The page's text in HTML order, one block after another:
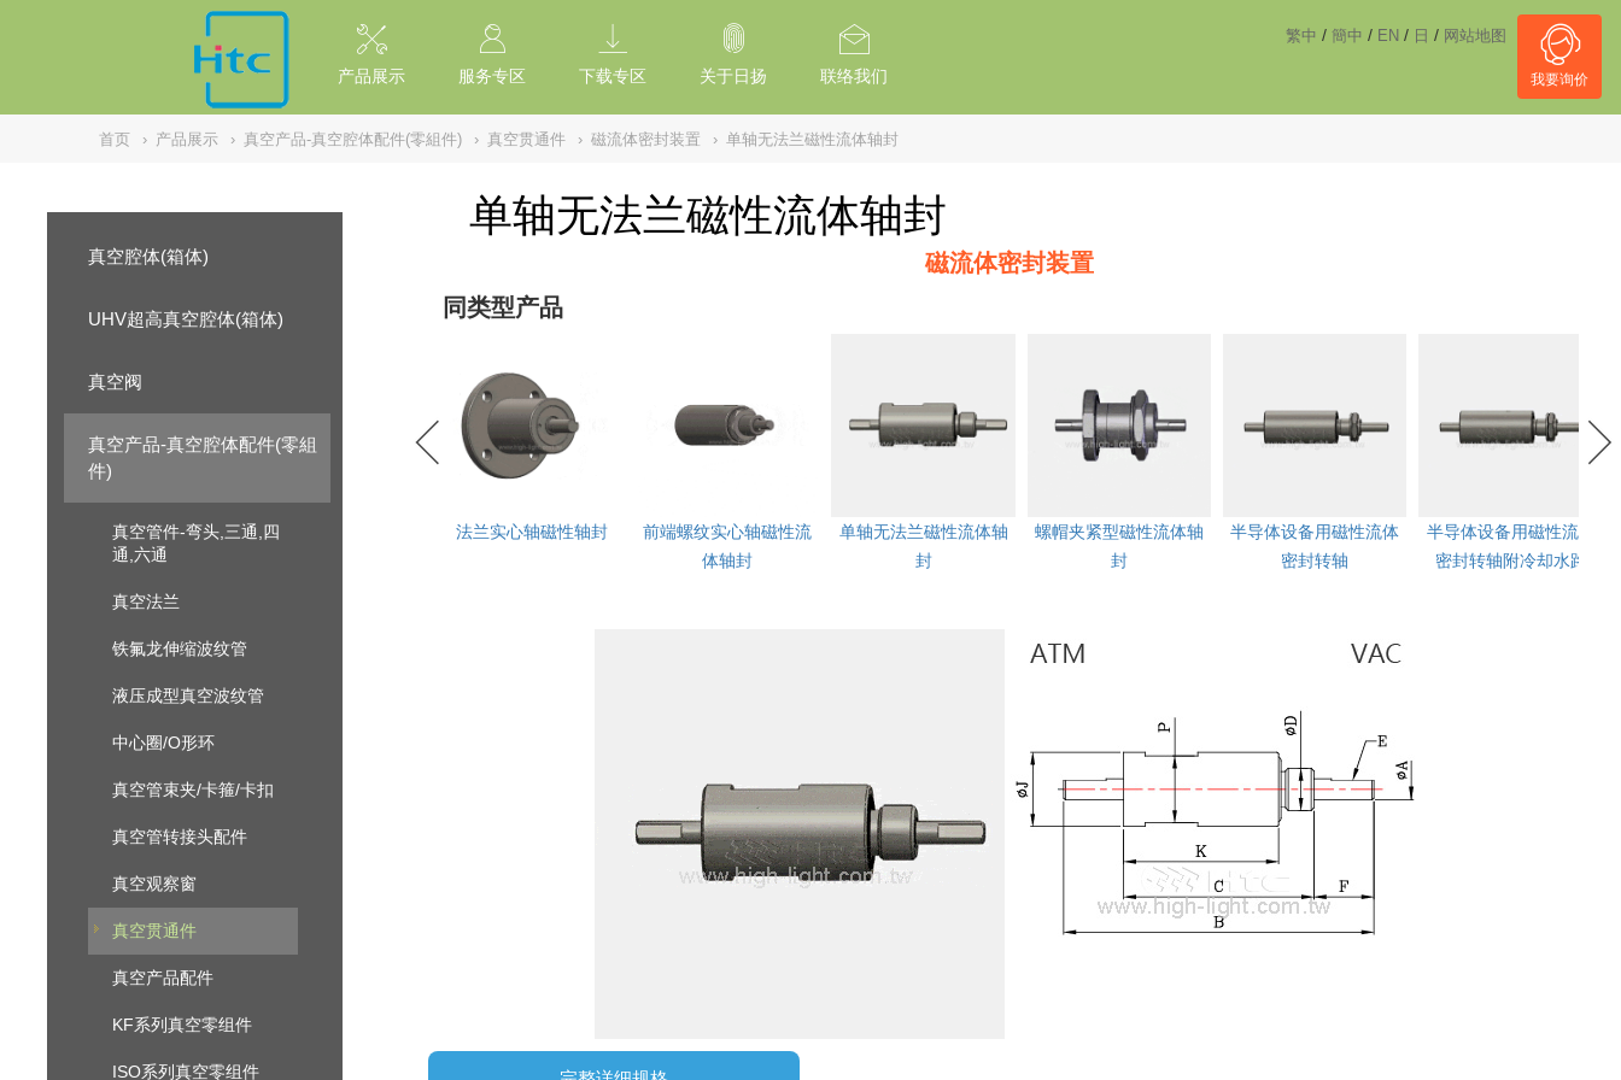
// replaced by scott on 2026/7/20 reason: high risk: Unsafe Implementation Of Subresource Integrity /*
繁中 / 簡中 / EN / 日 / 网站地图
我要询价
产品展示 服务专区 下载专区 关于日扬 联络我们
首页 › 产品展示 › 真空产品-真空腔体配件(零組件) › 真空贯通件 › 磁流体密封装置 › 单轴无法兰磁性流体轴封
真空腔体(箱体)
UHV超高真空腔体(箱体)
真空阀
真空产品-真空腔体配件(零組
件)
真空管件-弯头,三通,四
通,六通
真空法兰
铁氟龙伸缩波纹管
液压成型真空波纹管
中心圈/O形环
真空管束夹/卡箍/卡扣
真空管转接头配件
真空观察窗
真空贯通件
真空产品配件
KF系列真空零组件
ISO系列真空零组件
单轴无法兰磁性流体轴封
磁流体密封装置
同类型产品
法兰实心轴磁性轴封
前端螺纹实心轴磁性流
体轴封
单轴无法兰磁性流体轴
封
螺帽夹紧型磁性流体轴
封
半导体设备用磁性流体
密封转轴
半导体设备用磁性流体
密封转轴附冷却水路